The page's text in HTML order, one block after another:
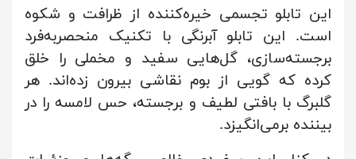
این تابلو تجسمی خیره‌کننده از ظرافت و شکوه
است. این تابلو آبرنگی با تکنیک منحصربه‌فرد
برجسته‌سازی، گل‌هایی سفید و مخملی را خلق
کرده که گویی از بوم نقاشی بیرون زده‌اند. هر
گلبرگ با بافتی لطیف و برجسته، حس لامسه را در
بیننده برمی‌انگیزد.